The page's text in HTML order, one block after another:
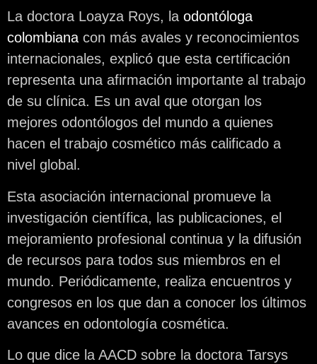
La doctora Loayza Roys, la odontóloga
colombiana con más avales y reconocimientos
internacionales, explicó que esta certificación
representa una afirmación importante al trabajo
de su clínica. Es un aval que otorgan los
mejores odontólogos del mundo a quienes
hacen el trabajo cosmético más calificado a
nivel global.
Esta asociación internacional promueve la
investigación científica, las publicaciones, el
mejoramiento profesional continua y la difusión
de recursos para todos sus miembros en el
mundo. Periódicamente, realiza encuentros y
congresos en los que dan a conocer los últimos
avances en odontología cosmética.
Lo que dice la AACD sobre la doctora Tarsys